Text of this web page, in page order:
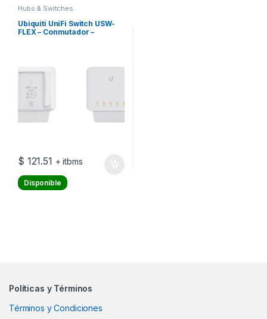
Hubs & Switches
Ubiquiti UniFi Switch USW-
FLEX – Conmutador –
montaje en pared, montaje
en mástil – PoE (46 W)
$ 121.51 + itbms
Disponible
Políticas y Términos
Términos y Condiciones